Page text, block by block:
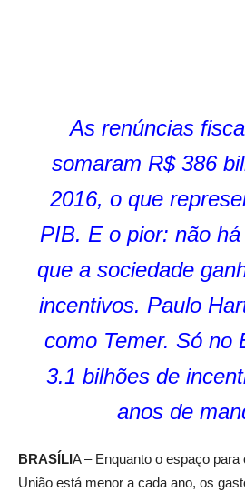
As renúncias
somaram R$ 386
2016, o que
PIB. E o pior: não
que a sociedade
incentivos. Paulo
como Temer. Só no
3.1 bilhões de
anos de
BRASÍLIA – Enquanto o espaço
União está menor a cada ano, os